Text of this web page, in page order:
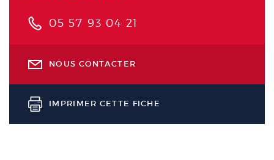
05 57 93 04 21
NOUS CONTACTER
IMPRIMER CETTE FICHE